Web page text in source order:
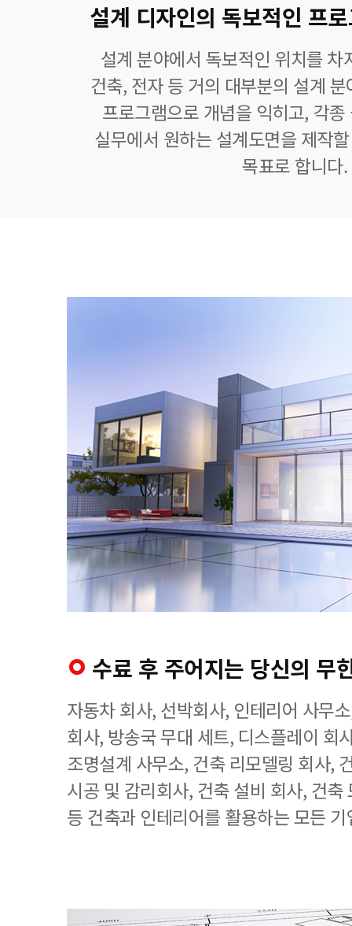
설계 디자인의 독보적인 프
설계 분야에서 독보적인 위치를 차
건축, 전자 등 거의 대부분의 설계
프로그램으로 개념을 익히고, 각
실무에서 원하는 설계도면을 제작
목표로 합니다.
수료 후 주어지는 당신의 무
자동차 회사, 선박회사, 인테리어 사무
회사, 방송국 무대 세트, 디스플레이 회
조명설계 사무소, 건축 리모델링 회사,
시공 및 감리회사, 건축 설비 회사, 건축
등 건축과 인테리어를 활용하는 모든